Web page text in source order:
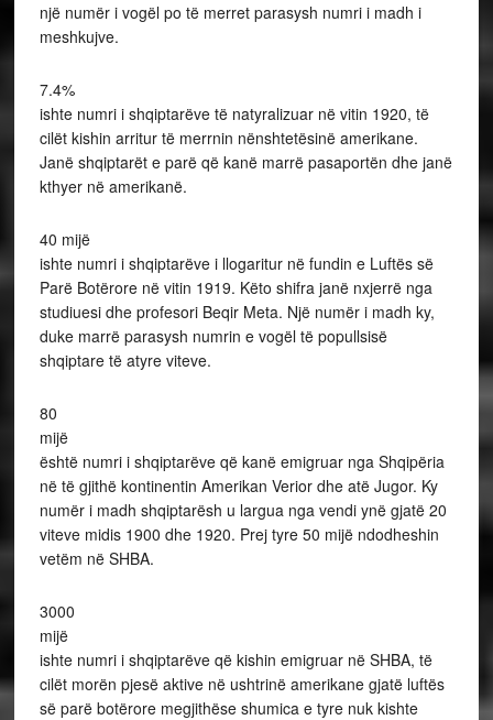
një numër i vogël po të merret parasysh numri i madh i
meshkujve.
7.4%
ishte numri i shqiptarëve të natyralizuar në vitin 1920, të
cilët kishin arritur të merrnin nënshtetësinë amerikane.
Janë shqiptarët e parë që kanë marrë pasaportën dhe janë
kthyer në amerikanë.
40 mijë
ishte numri i shqiptarëve i llogaritur në fundin e Luftës së
Parë Botërore në vitin 1919. Këto shifra janë nxjerrë nga
studiuesi dhe profesori Beqir Meta. Një numër i madh ky,
duke marrë parasysh numrin e vogël të popullsisë
shqiptare të atyre viteve.
80
mijë
është numri i shqiptarëve që kanë emigruar nga Shqipëria
në të gjithë kontinentin Amerikan Verior dhe atë Jugor. Ky
numër i madh shqiptarësh u largua nga vendi ynë gjatë 20
viteve midis 1900 dhe 1920. Prej tyre 50 mijë ndodheshin
vetëm në SHBA.
3000
mijë
ishte numri i shqiptarëve që kishin emigruar në SHBA, të
cilët morën pjesë aktive në ushtrinë amerikane gjatë luftës
së parë botërore megjithëse shumica e tyre nuk kishte